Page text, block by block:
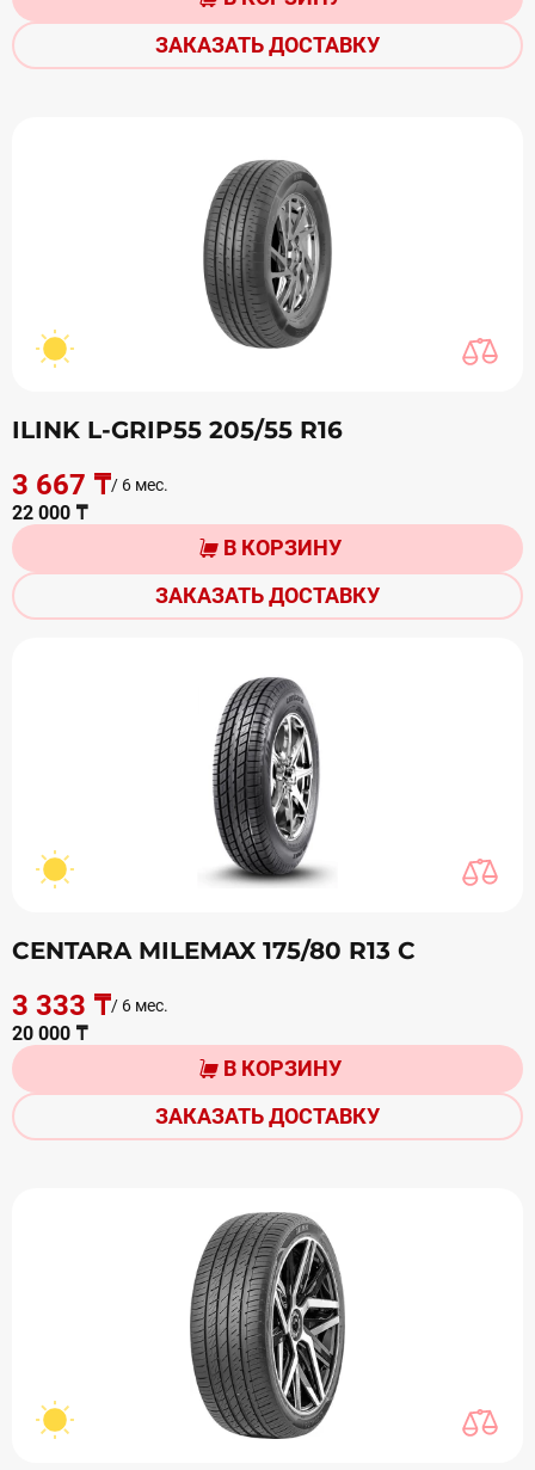
ЗАКАЗАТЬ ДОСТАВКУ
ILINK L-GRIP55 205/55 R16
3 667 ₸/ 6 мес.
22 000 ₸
В КОРЗИНУ
ЗАКАЗАТЬ ДОСТАВКУ
CENTARA MILEMAX 175/80 R13 С
3 333 ₸/ 6 мес.
20 000 ₸
В КОРЗИНУ
ЗАКАЗАТЬ ДОСТАВКУ